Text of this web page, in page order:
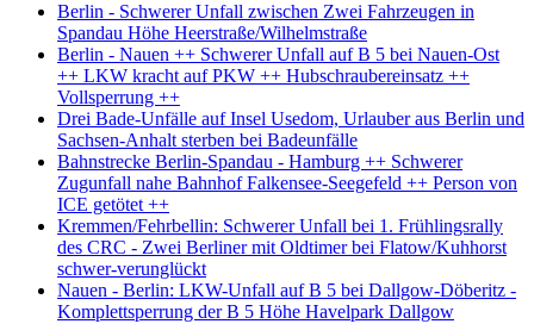
Berlin - Schwerer Unfall zwischen Zwei Fahrzeugen in
Spandau Höhe Heerstraße/Wilhelmstraße
Berlin - Nauen ++ Schwerer Unfall auf B 5 bei Nauen-Ost
++ LKW kracht auf PKW ++ Hubschraubereinsatz ++
Vollsperrung ++
Drei Bade-Unfälle auf Insel Usedom, Urlauber aus Berlin und
Sachsen-Anhalt sterben bei Badeunfälle
Bahnstrecke Berlin-Spandau - Hamburg ++ Schwerer
Zugunfall nahe Bahnhof Falkensee-Seegefeld ++ Person von
ICE getötet ++
Kremmen/Fehrbellin: Schwerer Unfall bei 1. Frühlingsrally
des CRC - Zwei Berliner mit Oldtimer bei Flatow/Kuhhorst
schwer-verunglückt
Nauen - Berlin: LKW-Unfall auf B 5 bei Dallgow-Döberitz -
Komplettsperrung der B 5 Höhe Havelpark Dallgow